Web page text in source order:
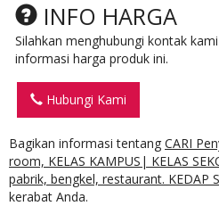
INFO HARGA
Silahkan menghubungi kontak
informasi harga produk ini.
Hubungi Kami
Bagikan informasi tentang CARI
room, KELAS KAMPUS| KELAS
pabrik, bengkel, restaurant. KEDAP
kerabat Anda.